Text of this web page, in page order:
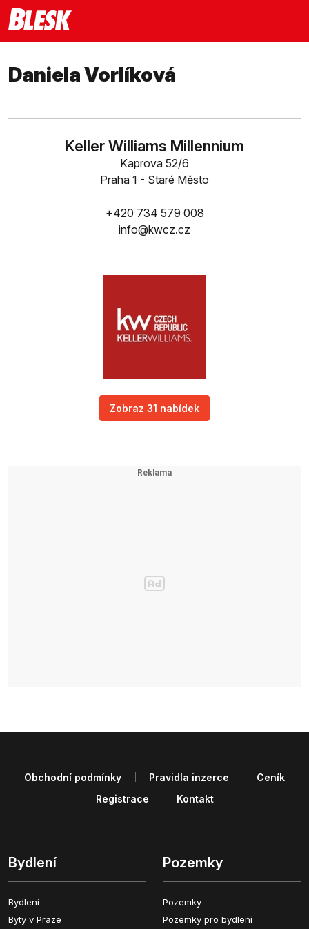
Daniela Vorlíková
Keller Williams Millennium
Kaprova 52/6
Praha 1 - Staré Město
+420 734 579 008
info@kwcz.cz
Zobraz 31 nabídek
Bydlení
Bydlení
Byty v Praze
Pozemky
Pozemky
Pozemky pro bydlení
Obchodní podmínky Pravidla inzerce
Ceník
Registrace
Kontakt